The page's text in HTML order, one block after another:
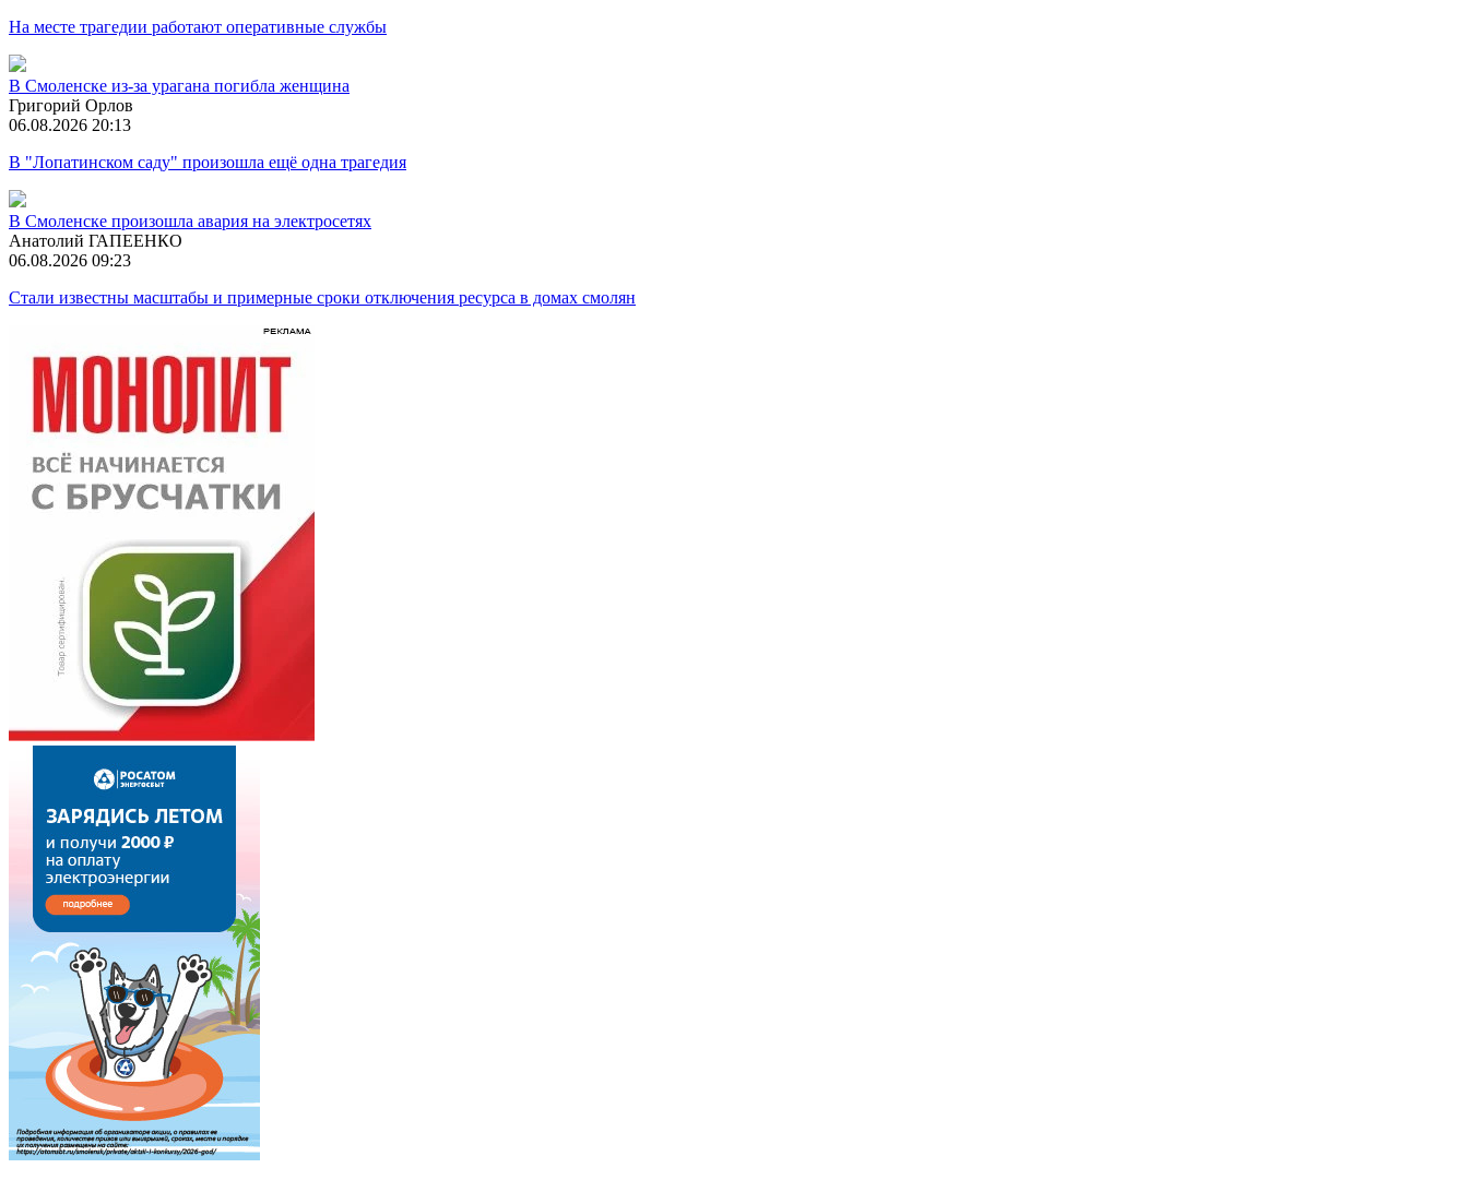
На месте трагедии работают оперативные службы
В Смоленске из-за урагана погибла женщина
Григорий Орлов
06.08.2026 20:13
В "Лопатинском саду" произошла ещё одна трагедия
В Смоленске произошла авария на электросетях
Анатолий ГАПЕЕНКО
06.08.2026 09:23
Стали известны масштабы и примерные сроки отключения ресурса в домах смолян